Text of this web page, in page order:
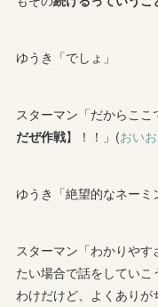
ゆうき「でしょ」
スターマン「だからこ
だぜ作戦】！！」(おい
ゆうき「絶望的なネーミ
スターマン「わかりや
たい場合で話をしていこ
わけだけど、よくあり